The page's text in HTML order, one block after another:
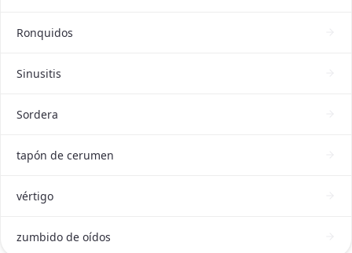
Ronquidos
Sinusitis
Sordera
tapón de cerumen
vértigo
zumbido de oídos